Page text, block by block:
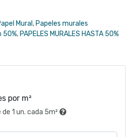
Mural , Papeles murales
50%, PAPELES MURALES HASTA 50%
por m²
1 un. cada 5m²